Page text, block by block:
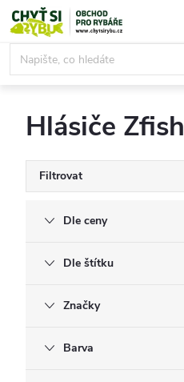
Přejít
na
obsah
Hlásiče záběru
Hlásiče Zfish
Filtrovat
Dle ceny
Dle štítku
Značky
Barva